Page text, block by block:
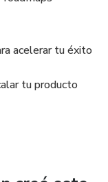
acelerar tu éxito
tu producto
simplificar tu